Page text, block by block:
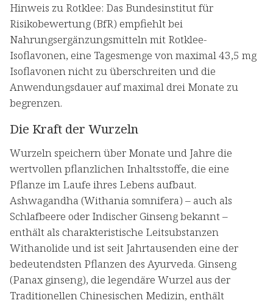
Hinweis zu Rotklee: Das Bundesinstitut für
Risikobewertung (BfR) empfiehlt bei
Nahrungsergänzungsmitteln mit Rotklee-
Isoflavonen, eine Tagesmenge von maximal 43,5 mg
Isoflavonen nicht zu überschreiten und die
Anwendungsdauer auf maximal drei Monate zu
begrenzen.
Die Kraft der Wurzeln
Wurzeln speichern über Monate und Jahre die
wertvollen pflanzlichen Inhaltsstoffe, die eine
Pflanze im Laufe ihres Lebens aufbaut.
Ashwagandha (Withania somnifera) – auch als
Schlafbeere oder Indischer Ginseng bekannt –
enthält als charakteristische Leitsubstanzen
Withanolide und ist seit Jahrtausenden eine der
bedeutendsten Pflanzen des Ayurveda. Ginseng
(Panax ginseng), die legendäre Wurzel aus der
Traditionellen Chinesischen Medizin, enthält